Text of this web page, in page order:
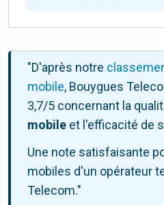
"D'après notre
mobile, Bouygues
3,7/5 concernant la
mobile et l'efficacité de
Une note satisfaisante
mobiles d'un opérateur
Telecom."